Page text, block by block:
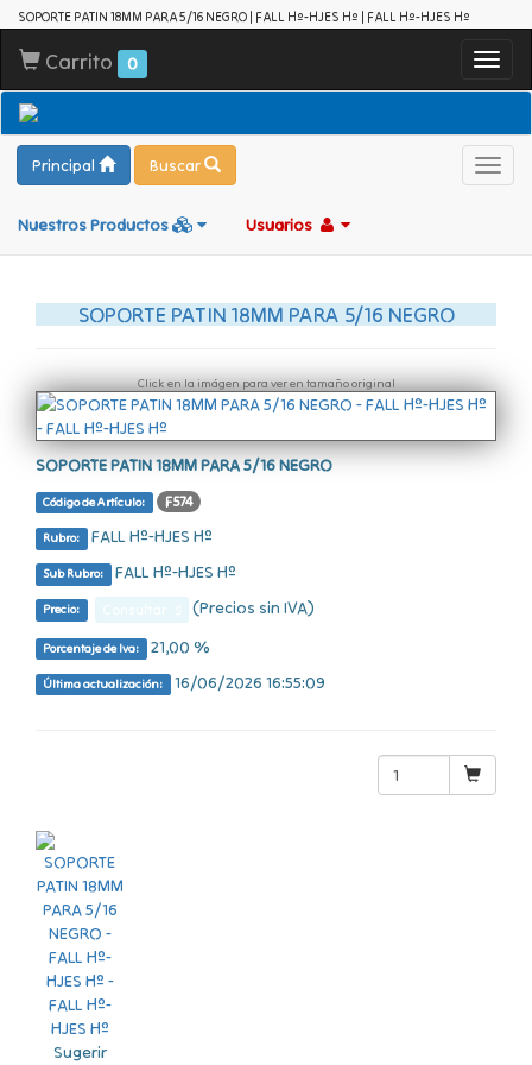
SOPORTE PATIN 18MM PARA 5/16 NEGRO | FALL Hº-HJES Hº | FALL Hº-HJES Hº
Carrito 0
Principal Buscar
Nuestros Productos Usuarios
SOPORTE PATIN 18MM PARA 5/16 NEGRO
Click en la imágen para ver en tamaño original
SOPORTE PATIN 18MM PARA 5/16 NEGRO
Código de Artículo: F574
Rubro: FALL Hº-HJES Hº
Sub Rubro: FALL Hº-HJES Hº
Precio: (Precios sin IVA)
Porcentaje de Iva: 21,00 %
Última actualización: 16/06/2026 16:55:09
Sugerir